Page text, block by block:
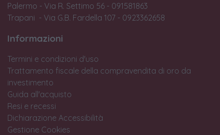
Palermo - Via R. Settimo 56 - 091581863
Trapani - Via G.B. Fardella 107 - 0923362658
Informazioni
Termini e condizioni d'uso
Trattamento fiscale della compravendita di oro da
investimento
Guida all'acquisto
Resi e recessi
Dichiarazione Accessibilità
Gestione Cookies